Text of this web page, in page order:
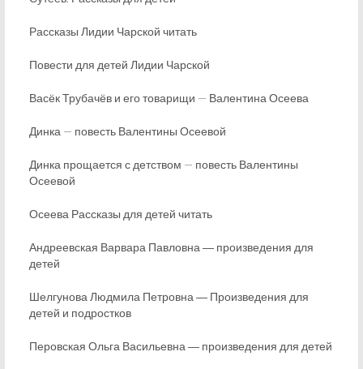
Рассказы Лидии Чарской читать
Повести для детей Лидии Чарской
Васёк Трубачёв и его товарищи — Валентина Осеева
Динка — повесть Валентины Осеевой
Динка прощается с детством — повесть Валентины
Осеевой
Осеева Рассказы для детей читать
Андреевская Варвара Павловна ― произведения для
детей
Шелгунова Людмила Петровна ― Произведения для
детей и подростков
Перовская Ольга Васильевна ― произведения для детей